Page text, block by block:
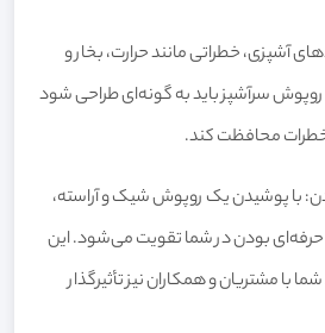
آشپزی، خطراتی مانند حرارت، بخار و
سرآشپز باید به گونه‌ای طراحی شود
خطرات محافظت کند.
با پوشیدن یک روپوش شیک و آراسته،
بودن در شما تقویت می‌شود. این
با مشتریان و همکاران نیز تأثیرگذار